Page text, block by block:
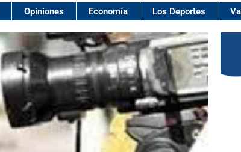
Opiniones Economía Los Deportes